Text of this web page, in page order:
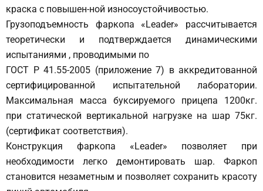
краска с повышен-ной износоустойчивостью.
Грузоподъемность фаркопа «Leader» рассчитывается
теоретически и подтверждается динамическими
испытаниями , проводимыми по
ГОСТ Р 41.55-2005 (приложение 7) в аккредитованной
сертифицированной испытательной лаборатории.
Максимальная масса буксируемого прицепа 1200кг.
при статической вертикальной нагрузке на шар 75кг.
(сертификат соответствия).
Конструкция фаркопа «Leader» позволяет при
необходимости легко демонтировать шар. Фаркоп
становится незаметным и позволяет сохранить красоту